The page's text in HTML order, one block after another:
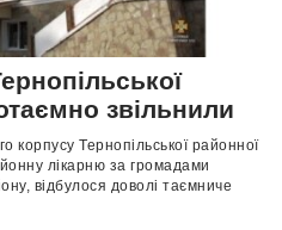
звільнили
корпусу Тернопільської районної
лікарню за громадами
відбулося доволі таємниче